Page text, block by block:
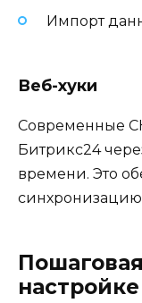
Импорт
Веб-хуки
Современные
Битрикс24
времени. Это